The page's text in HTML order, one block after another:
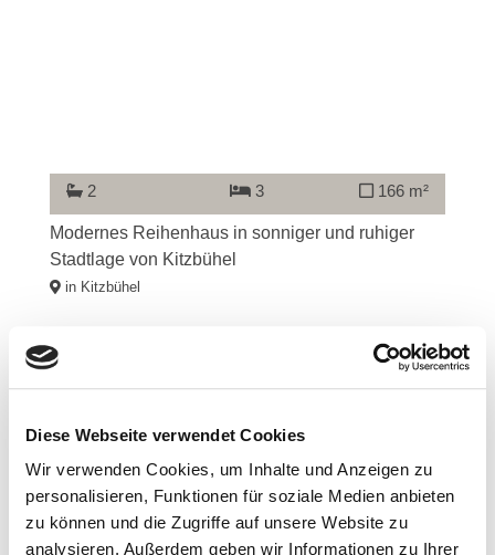
Diese Webseite verwendet Cookies
Wir verwenden Cookies, um Inhalte und Anzeigen zu
personalisieren, Funktionen für soziale Medien anbieten
zu können und die Zugriffe auf unsere Website zu
analysieren. Außerdem geben wir Informationen zu Ihrer
2 3 166 m²
Modernes Reihenhaus in sonniger und ruhiger
Stadtlage von Kitzbühel
in Kitzbühel